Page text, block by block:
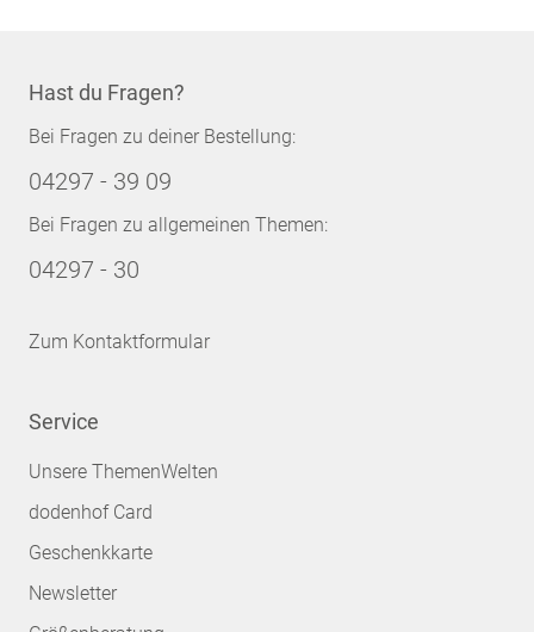
Hast du Fragen?
Bei Fragen zu deiner Bestellung:
04297 - 39 09
Bei Fragen zu allgemeinen Themen:
04297 - 30
Zum Kontaktformular
Service
Unsere ThemenWelten
dodenhof Card
Geschenkkarte
Newsletter